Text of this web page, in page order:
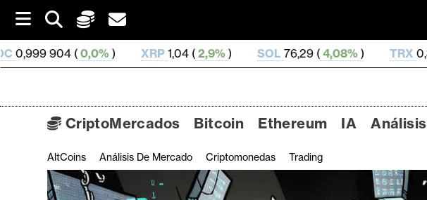
i
p
t
) XRP 1,04 (2,9% ) SOL 76,29 ( 4,08%) TRX0,328 73 ( 0,41%)
C
r
CriptoMercados Bitcoin Ethereum IA Análisis
AltCoins Análisis De Mercado Criptomonedas Trading